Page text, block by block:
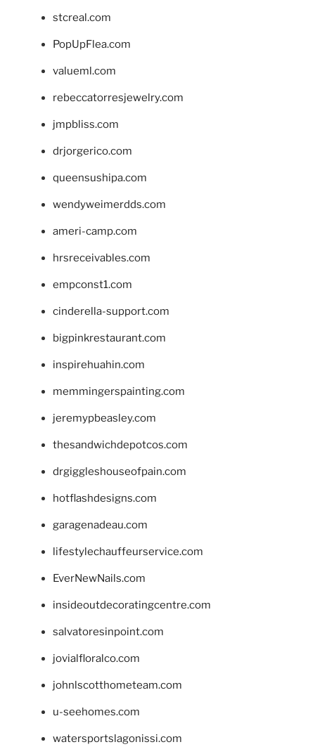
stcreal.com
PopUpFlea.com
valueml.com
rebeccatorresjewelry.com
jmpbliss.com
drjorgerico.com
queensushipa.com
wendyweimerdds.com
ameri-camp.com
hrsreceivables.com
empconst1.com
cinderella-support.com
bigpinkrestaurant.com
inspirehuahin.com
memmingerspainting.com
jeremypbeasley.com
thesandwichdepotcos.com
drgiggleshouseofpain.com
hotflashdesigns.com
garagenadeau.com
lifestylechauffeurservice.com
EverNewNails.com
insideoutdecoratingcentre.com
salvatoresinpoint.com
jovialfloralco.com
johnlscotthometeam.com
u-seehomes.com
watersportslagonissi.com